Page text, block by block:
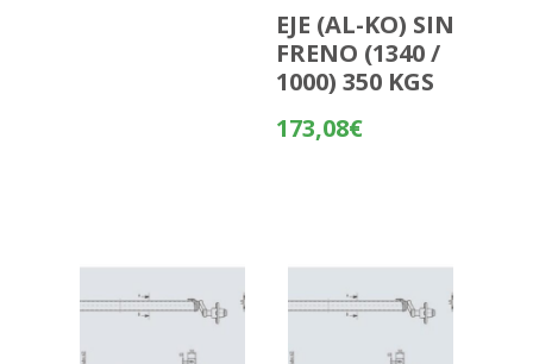
EJE (AL-KO) SIN
FRENO (1340 /
1000) 350 KGS
173,08€